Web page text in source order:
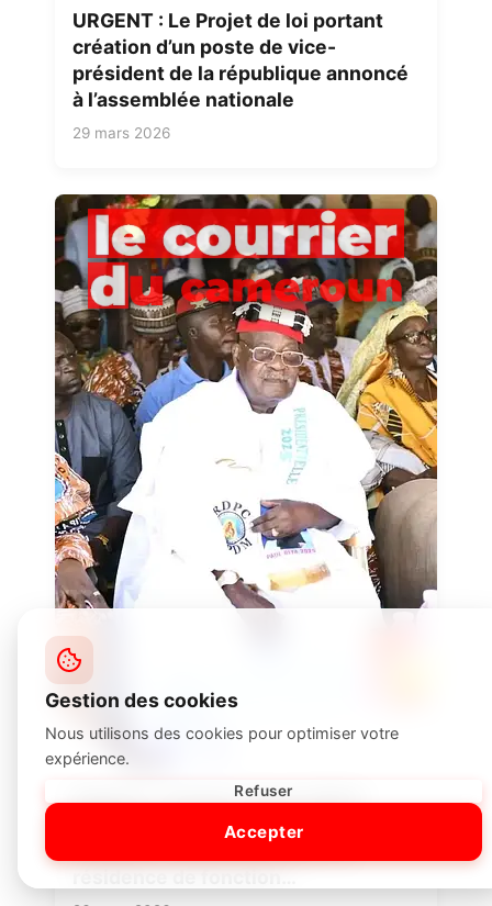
URGENT : Le Projet de loi portant
création d’un poste de vice-
président de la république annoncé
à l’assemblée nationale
29 mars 2026
Rupture : Cavaye Yeguie Djibril
sommé par son successeur
Gestion des cookies
Nous utilisons des cookies pour optimiser votre
expérience.
Refuser
Accepter